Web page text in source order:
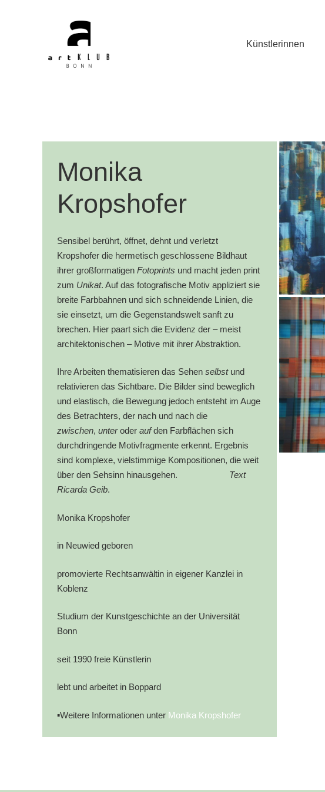
Künstlerinnen
Monika
Kropshofer
Sensibel berührt, öffnet, dehnt und verletzt
Kropshofer die hermetisch geschlossene Bildhaut
ihrer großformatigen Fotoprints und macht jeden print
zum Unikat. Auf das fotografische Motiv appliziert sie
breite Farbbahnen und sich schneidende Linien, die
sie einsetzt, um die Gegenstandswelt sanft zu
brechen. Hier paart sich die Evidenz der – meist
architektonischen – Motive mit ihrer Abstraktion.
Ihre Arbeiten thematisieren das Sehen selbstund
relativieren das Sichtbare. Die Bilder sind beweglich
und elastisch, die Bewegung jedoch entsteht im Auge
des Betrachters, der nach und nach die
zwischen, unteroder aufden Farbflächen sich
durchdringende Motivfragmente erkennt. Ergebnis
sind komplexe, vielstimmige Kompositionen, die weit
über den Sehsinn hinausgehen. Text
Ricarda Geib.
Monika Kropshofer
in Neuwied geboren
promovierte Rechtsanwältin in eigener Kanzlei in
Koblenz
Studium der Kunstgeschichte an der Universität
Bonn
seit 1990 freie Künstlerin
lebt und arbeitet in Boppard
▪Weitere Informationen unter Monika Kropshofer